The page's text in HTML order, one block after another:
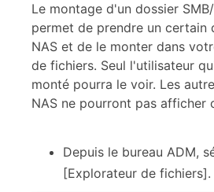
Le montage d'un dossier
permet de prendre un certain
NAS et de le monter dans
de fichiers. Seul l'utilisateur
monté pourra le voir. Les
NAS ne pourront pas afficher
Depuis le bureau ADM,
[Explorateur de fichiers].